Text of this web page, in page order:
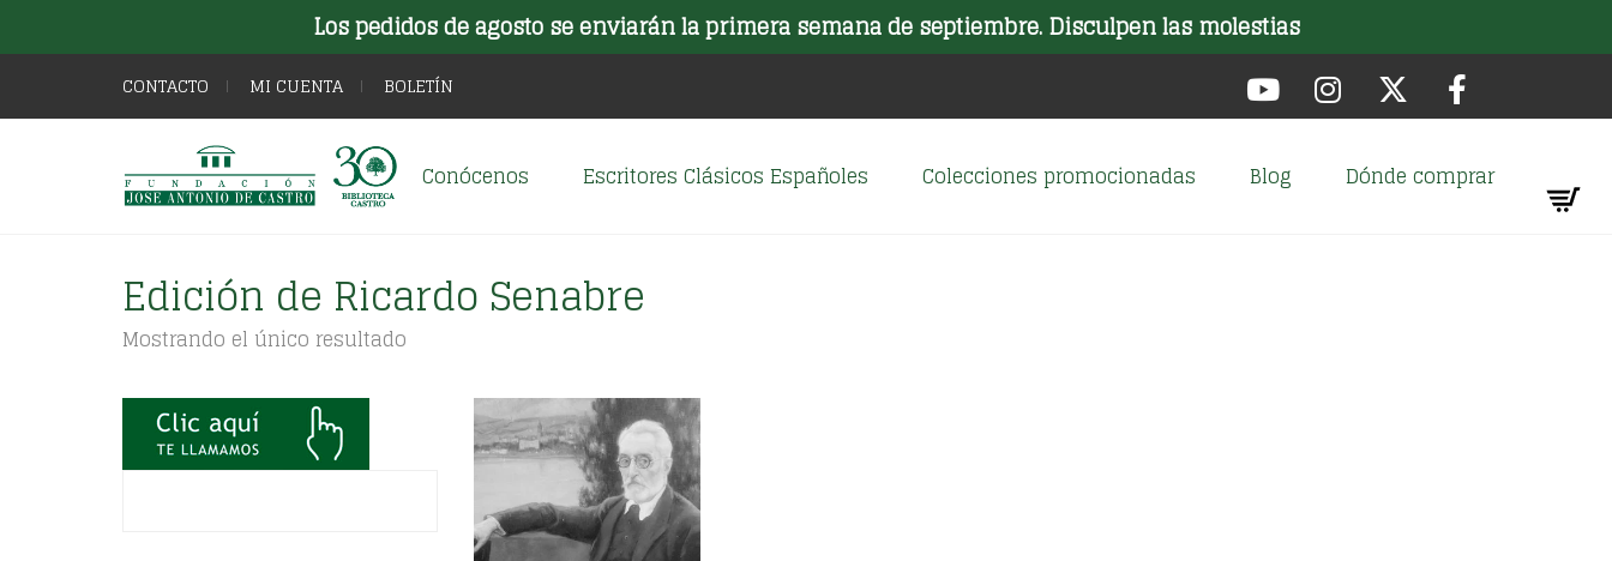
Los pedidos de agosto se enviarán la primera semana de septiembre. Disculpen las molestias
CONTACTO MI CUENTA BOLETÍN
Conócenos Escritores Clásicos Españoles Colecciones promocionadas Blog Dónde comprar
Edición de Ricardo Senabre
Mostrando el único resultado